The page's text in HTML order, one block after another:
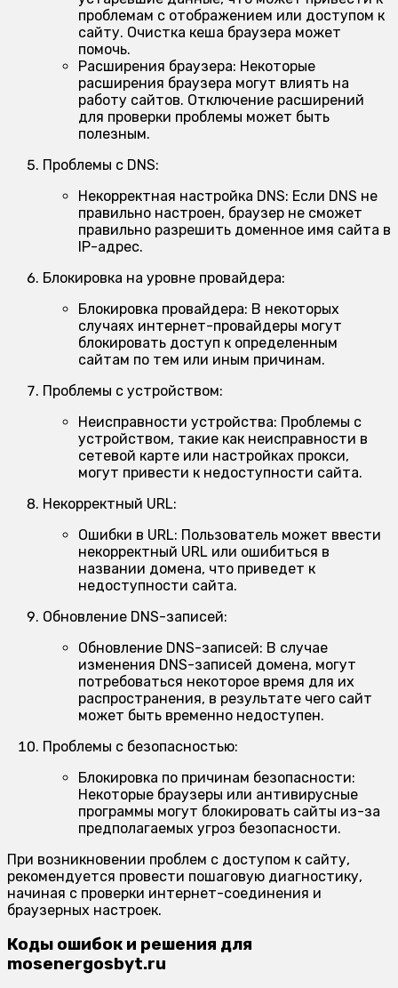
проблемам с отображением или доступом к
сайту. Очистка кеша браузера может
помочь.
Расширения браузера: Некоторые
расширения браузера могут влиять на
работу сайтов. Отключение расширений
для проверки проблемы может быть
полезным.
Проблемы с DNS:
Некорректная настройка DNS: Если DNS не
правильно настроен, браузер не сможет
правильно разрешить доменное имя сайта в
IP-адрес.
Блокировка на уровне провайдера:
Блокировка провайдера: В некоторых
случаях интернет-провайдеры могут
блокировать доступ к определенным
сайтам по тем или иным причинам.
Проблемы с устройством:
Неисправности устройства: Проблемы с
устройством, такие как неисправности в
сетевой карте или настройках прокси,
могут привести к недоступности сайта.
Некорректный URL:
Ошибки в URL: Пользователь может ввести
некорректный URL или ошибиться в
названии домена, что приведет к
недоступности сайта.
Обновление DNS-записей:
Обновление DNS-записей: В случае
изменения DNS-записей домена, могут
потребоваться некоторое время для их
распространения, в результате чего сайт
может быть временно недоступен.
Проблемы с безопасностью:
Блокировка по причинам безопасности:
Некоторые браузеры или антивирусные
программы могут блокировать сайты из-за
предполагаемых угроз безопасности.
При возникновении проблем с доступом к сайту,
рекомендуется провести пошаговую диагностику,
начиная с проверки интернет-соединения и
браузерных настроек.
Коды ошибок и решения для
mosenergosbyt.ru